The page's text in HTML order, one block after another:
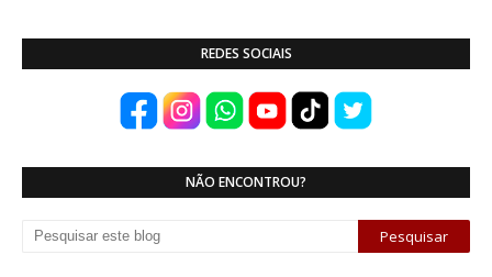
REDES SOCIAIS
NÃO ENCONTROU?